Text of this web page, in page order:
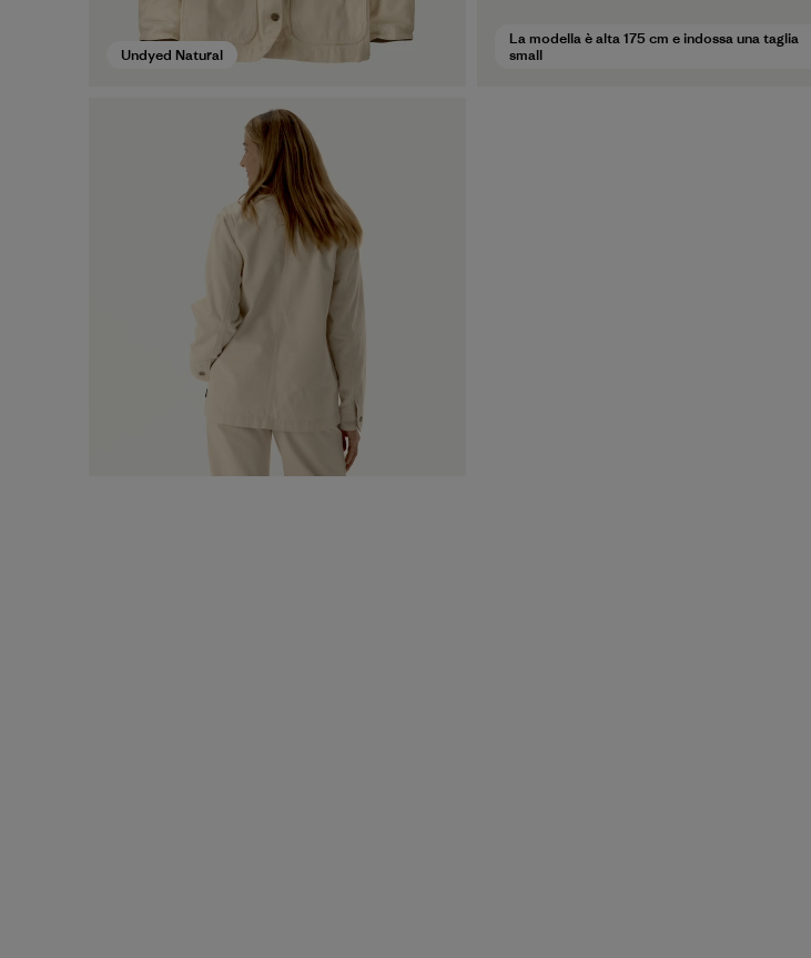
Undyed Natural
La modella è alta 175 cm e indossa una taglia
small